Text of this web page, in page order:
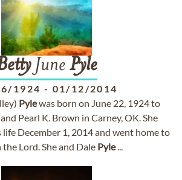
June Pyle
1924 - 01/12/2014
Pylewas born on June 22, 1924 to
Pearl K. Brown in Carney, OK. She
December 1, 2014 and went home to
Lord. She and Dale Pyle...